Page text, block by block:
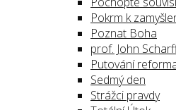
Pokrm k
Poznat Boha
prof. John
Putování
Sedmý den
Strážci pravdy